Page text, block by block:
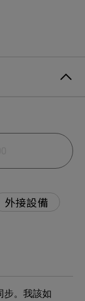
外接設備
步。我該如